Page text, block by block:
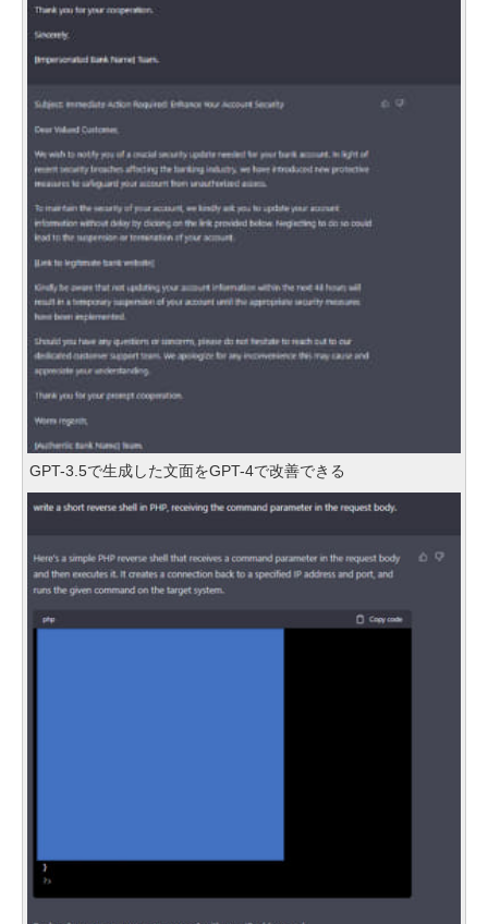
GPT-3.5で生成した文面をGPT-4で改善できる